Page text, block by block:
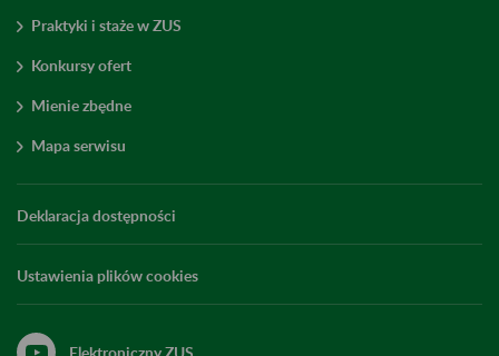
Praktyki i staże w ZUS
Konkursy ofert
Mienie zbędne
Mapa serwisu
Deklaracja dostępności
Ustawienia plików cookies
Elektroniczny ZUS